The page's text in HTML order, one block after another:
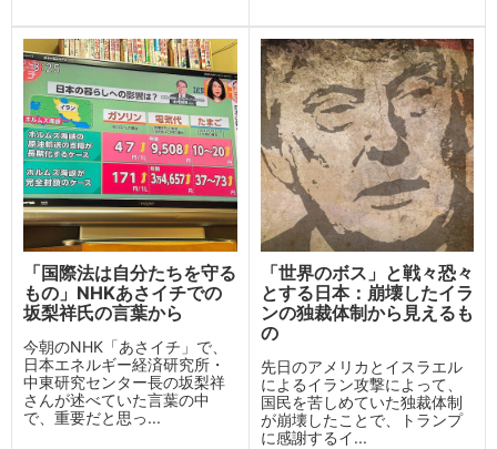
「国際法は自分たちを守る
もの」NHKあさイチでの
坂梨祥氏の言葉から
今朝のNHK「あさイチ」で、
日本エネルギー経済研究所・
中東研究センター長の坂梨祥
さんが述べていた言葉の中
で、重要だと思っ...
「世界のボス」と戦々恐々
とする日本：崩壊したイラ
ンの独裁体制から見えるも
の
先日のアメリカとイスラエル
によるイラン攻撃によって、
国民を苦しめていた独裁体制
が崩壊したことで、トランプ
に感謝するイ...